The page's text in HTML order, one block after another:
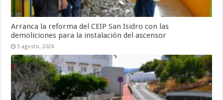
Arranca la reforma del CEIP San Isidro con las
demoliciones para la instalación del ascensor
5 agosto, 2026